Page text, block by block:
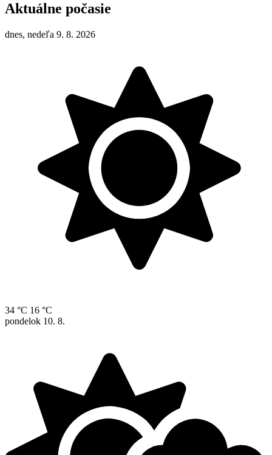
Aktuálne počasie
dnes, nedeľa 9. 8. 2026
34 °C 16 °C
pondelok 10. 8.